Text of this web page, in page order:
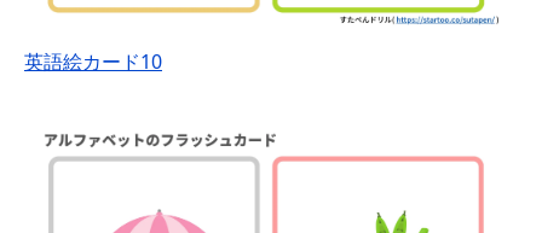
英語絵カード10